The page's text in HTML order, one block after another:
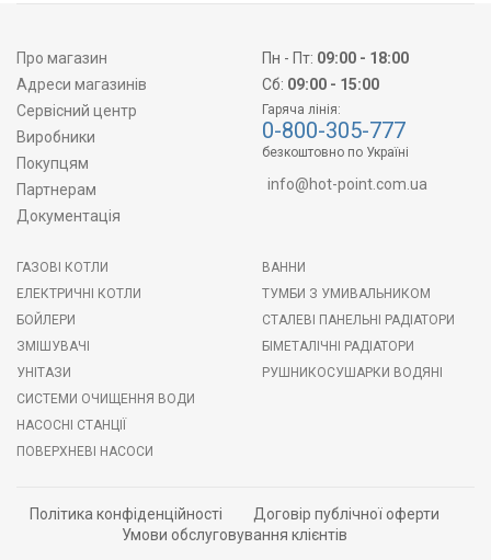
Про магазин
Адреси магазинів
Сервісний центр
Виробники
Покупцям
Партнерам
Документація
Пн - Пт: 09:00 - 18:00
Сб: 09:00 - 15:00
Гаряча лінія:
0-800-305-777
безкоштовно по Україні
info@hot-point.com.ua
ГАЗОВІ КОТЛИ
ЕЛЕКТРИЧНІ КОТЛИ
БОЙЛЕРИ
ЗМІШУВАЧІ
УНІТАЗИ
СИСТЕМИ ОЧИЩЕННЯ ВОДИ
НАСОСНІ СТАНЦІЇ
ПОВЕРХНЕВІ НАСОСИ
ВАННИ
ТУМБИ З УМИВАЛЬНИКОМ
СТАЛЕВІ ПАНЕЛЬНІ РАДІАТОРИ
БІМЕТАЛІЧНІ РАДІАТОРИ
РУШНИКОСУШАРКИ ВОДЯНІ
Політика конфіденційності
Договір публічної оферти
Умови обслуговування клієнтів